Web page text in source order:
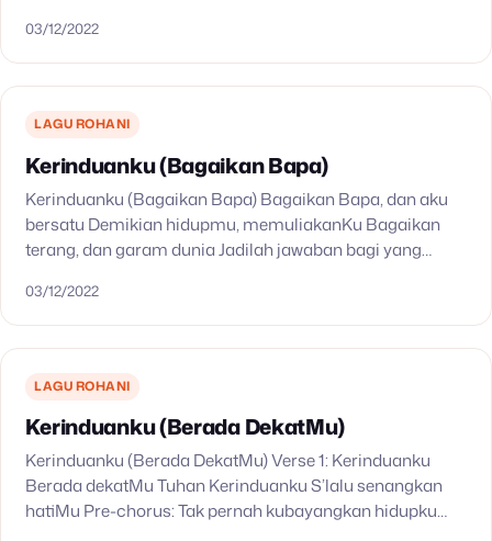
pikul semua beban…
03/12/2022
LAGU ROHANI
Kerinduanku (Bagaikan Bapa)
Kerinduanku (Bagaikan Bapa) Bagaikan Bapa, dan aku
bersatu Demikian hidupmu, memuliakanKu Bagaikan
terang, dan garam dunia Jadilah jawaban bagi yang
tinggikan namaKu Kerinduanku, kerajaanKu ditegakkan
Di…
03/12/2022
LAGU ROHANI
Kerinduanku (Berada DekatMu)
Kerinduanku (Berada DekatMu) Verse 1: Kerinduanku
Berada dekatMu Tuhan Kerinduanku S’lalu senangkan
hatiMu Pre-chorus: Tak pernah kubayangkan hidupku